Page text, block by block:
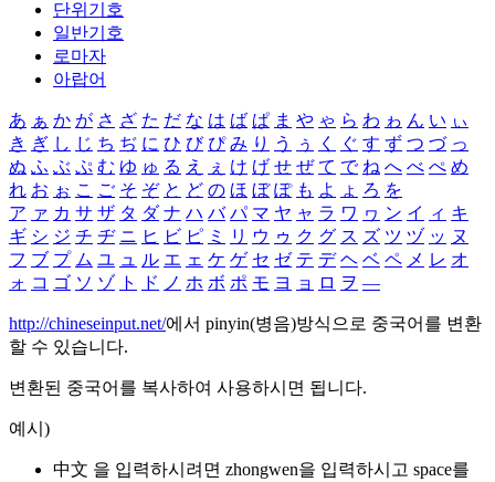
단위기호
일반기호
로마자
아랍어
あ ぁ か が さ ざ た だ な は ば ぱ ま や ゃ ら わ ゎ ん い ぃ
き ぎ し じ ち ぢ に ひ び ぴ み り う ぅ く ぐ す ず つ づ っ
ぬ ふ ぶ ぷ む ゆ ゅ る え ぇ け げ せ ぜ て で ね へ べ ぺ め
れ お ぉ こ ご そ ぞ と ど の ほ ぼ ぽ も よ ょ ろ を
ア ァ カ サ ザ タ ダ ナ ハ バ パ マ ヤ ャ ラ ワ ヮ ン イ ィ キ
ギ シ ジ チ ヂ ニ ヒ ビ ピ ミ リ ウ ゥ ク グ ス ズ ツ ヅ ッ ヌ
フ ブ プ ム ユ ュ ル エ ェ ケ ゲ セ ゼ テ デ ヘ ベ ペ メ レ オ
ォ コ ゴ ソ ゾ ト ド ノ ホ ボ ポ モ ヨ ョ ロ ヲ ―
http://chineseinput.net/에서 pinyin(병음)방식으로 중국어를 변환
할 수 있습니다.
변환된 중국어를 복사하여 사용하시면 됩니다.
예시)
中文 을 입력하시려면 zhongwen을 입력하시고 space를